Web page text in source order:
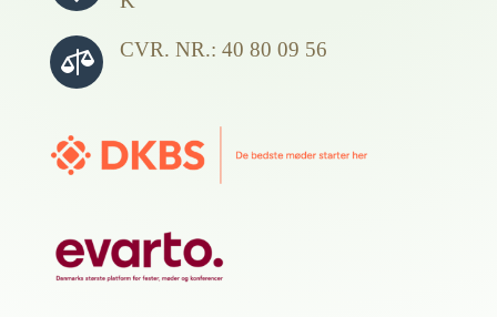
 CVR. NR.: 40 80 09 56